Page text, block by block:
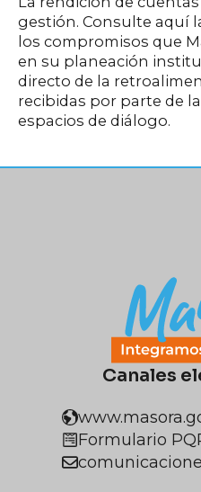
gestión. Consulte aquí
los compromisos que
en su planeación
directo de la
recibidas por parte de
espacios de diálogo.
Canales
Formulario